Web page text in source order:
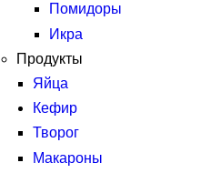
Помидоры
Икра
Продукты
Яйца
Кефир
Творог
Макароны